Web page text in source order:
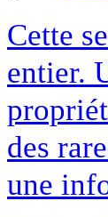
Cette
entier.
des
une